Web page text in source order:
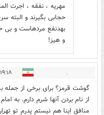
مهریه ، نفقه ، اجرت
حجابی بگیرند و البته
بهدنفع مردهاست و بی
و هیز!
. ۱۹:۱۸ - ۱۴۰۴/۰۲/۲۳
گوشت قرمز؟ برای برخی از جمله
از نام بردن آنها شرم دارم. به
منافق اینا هم نیستم پدرم تو